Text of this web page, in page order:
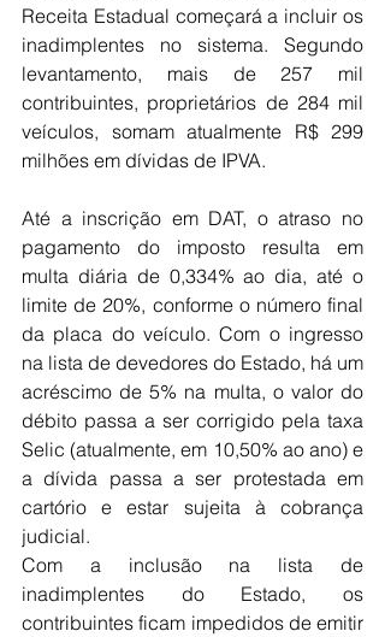
Receita Estadual começará a incluir os
inadimplentes no sistema. Segundo
levantamento, mais de 257 mil
contribuintes, proprietários de 284 mil
veículos, somam atualmente R$ 299
milhões em dívidas de IPVA.
Até a inscrição em DAT, o atraso no
pagamento do imposto resulta em
multa diária de 0,334% ao dia, até o
limite de 20%, conforme o número final
da placa do veículo. Com o ingresso
na lista de devedores do Estado, há um
acréscimo de 5% na multa, o valor do
débito passa a ser corrigido pela taxa
Selic (atualmente, em 10,50% ao ano) e
a dívida passa a ser protestada em
cartório e estar sujeita à cobrança
judicial.
Com a inclusão na lista de
inadimplentes do Estado, os
contribuintes ficam impedidos de emitir